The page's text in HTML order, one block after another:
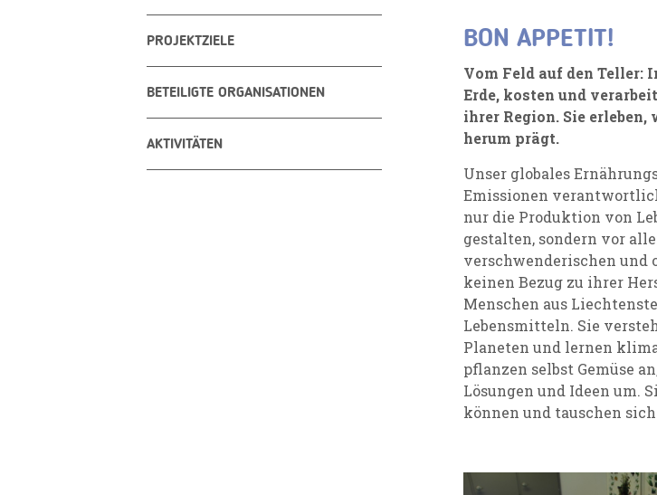
PROJEKTZIELE
BETEILIGTE ORGANISATIONEN
AKTIVITÄTEN
BON APPETIT!
Vom Feld auf den Teller:
Erde, kosten und
ihrer Region. Sie
herum prägt.
Unser globales
Emissionen
nur die Produktion von
gestalten, sondern vor
verschwenderischen und
keinen Bezug zu ihrer
Menschen aus
Lebensmitteln. Sie
Planeten und lernen
pflanzen selbst Gemüse
Lösungen und Ideen um.
können und tauschen